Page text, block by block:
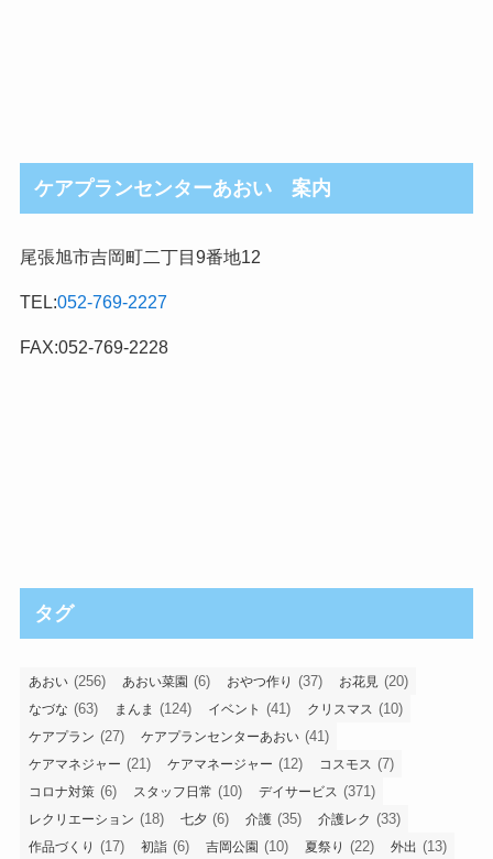
ケアプランセンターあおい 案内
尾張旭市吉岡町二丁目9番地12
TEL:052-769-2227
FAX:052-769-2228
タグ
あおい (256) あおい菜園 (6) おやつ作り (37) お花見 (20)
なづな (63) まんま (124) イベント (41) クリスマス (10)
ケアプラン (27) ケアプランセンターあおい (41)
ケアマネジャー (21) ケアマネージャー (12) コスモス (7)
コロナ対策 (6) スタッフ日常 (10) デイサービス (371)
レクリエーション (18) 七夕 (6) 介護 (35) 介護レク (33)
作品づくり (17) 初詣 (6) 吉岡公園 (10) 夏祭り (22) 外出 (13)